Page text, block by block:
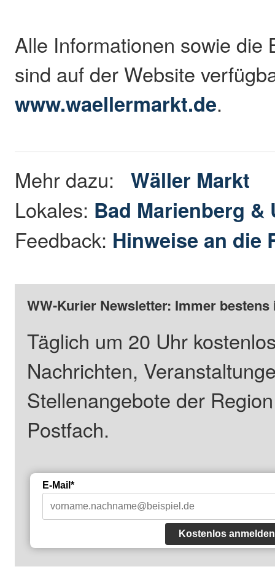
Alle Informationen sowie die
sind auf der Website
www.waellermarkt.de.
Mehr dazu:Wäller Markt
Lokales: Bad Marienberg &
Feedback: Hinweise an die
WW-Kurier Newsletter: Immer
Täglich um 20 Uhr
Nachrichten,
Stellenangebote der
Postfach.
E-Mail*
Kostenlos anmelden